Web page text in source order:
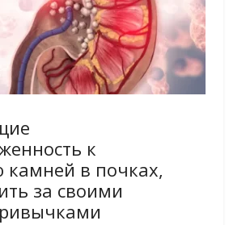
к
камней в почках,
за своими